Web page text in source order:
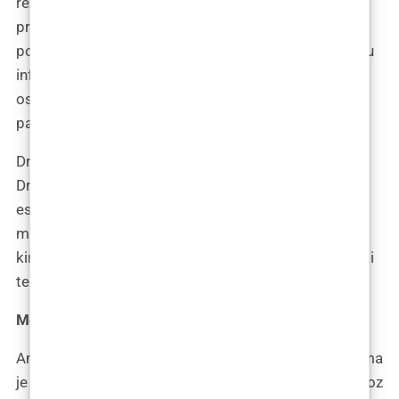
pristanka. Kirurzi su dužni pružiti pacijentima sve
potrebne informacije kako bi im omogućili da donesu
informiranu odluku o svom tretmanu, čime se
osigurava poštivanje autonomije i dobrobiti
pacijenata.
Dr. Davor Džepin, ugledni estetski kirurg iz Poliklinike
Dr. Džepina, pruža duboki uvid u ključne aspekte
estetske kirurgije za muškarce. Kroz svoje stručno
mišljenje, ističe inovacije u pristupima estetskoj
kirurgiji muškaraca, naglašavajući najnovije trendove i
tehnološke napretke.
Mentoplastika pod povećalom
Analiza popularnosti mentoplastike među muškarcima
je ključna tema koju dr. Džepina detaljno istražuje. Kroz